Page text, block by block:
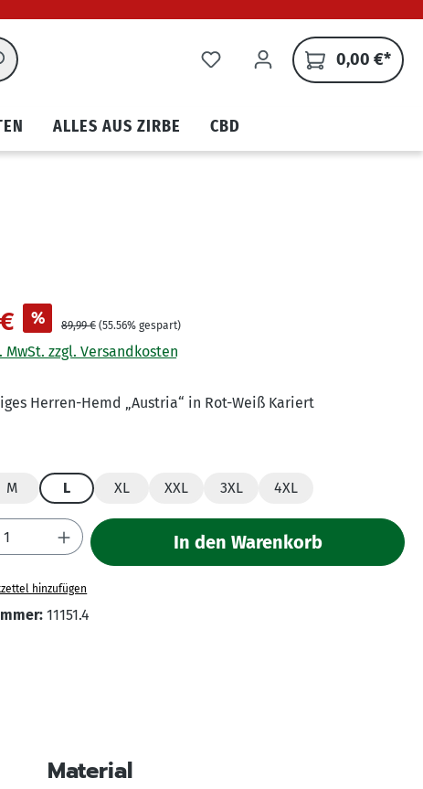
0,00 €*
ALLES AUS ZIRBE CBD
% 89,99 € (55.56% gespart)
MwSt. zzgl. Versandkosten
Herren-Hemd „Austria“ in Rot-Weiß Kariert
M L XL XXL 3XL 4XL
Anzahl: Gib den gewünschten Wert ein
In den Warenkorb
hinzufügen
11151.4
Material